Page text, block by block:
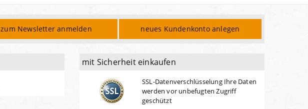
zum Newsletter anmelden neues Kundenkonto anlegen
mit Sicherheit einkaufen
SSL-Datenverschlüsselung Ihre Daten
werden vor unbefugten Zugriff
geschützt